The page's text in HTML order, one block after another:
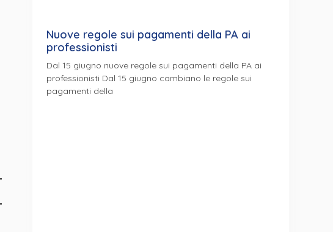
Nuove regole sui pagamenti della PA ai
professionisti
Dal 15 giugno nuove regole sui pagamenti della PA ai
professionisti Dal 15 giugno cambiano le regole sui
pagamenti della